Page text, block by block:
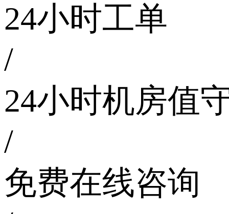
24小时工单
/
24小时机房值
/
免费在线咨询